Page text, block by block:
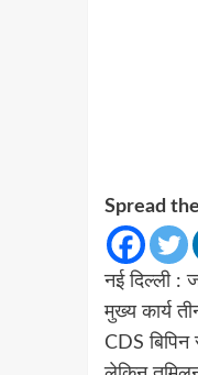
Spread
नई दिल्ली :
मुख्य कार्य
CDS